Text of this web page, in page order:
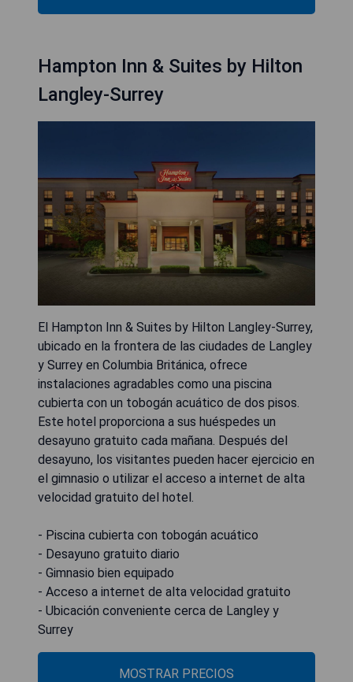
Hampton Inn & Suites by Hilton
Langley-Surrey
El Hampton Inn & Suites by Hilton Langley-Surrey,
ubicado en la frontera de las ciudades de Langley
y Surrey en Columbia Británica, ofrece
instalaciones agradables como una piscina
cubierta con un tobogán acuático de dos pisos.
Este hotel proporciona a sus huéspedes un
desayuno gratuito cada mañana. Después del
desayuno, los visitantes pueden hacer ejercicio en
el gimnasio o utilizar el acceso a internet de alta
velocidad gratuito del hotel.
- Piscina cubierta con tobogán acuático
- Desayuno gratuito diario
- Gimnasio bien equipado
- Acceso a internet de alta velocidad gratuito
- Ubicación conveniente cerca de Langley y
Surrey
MOSTRAR PRECIOS